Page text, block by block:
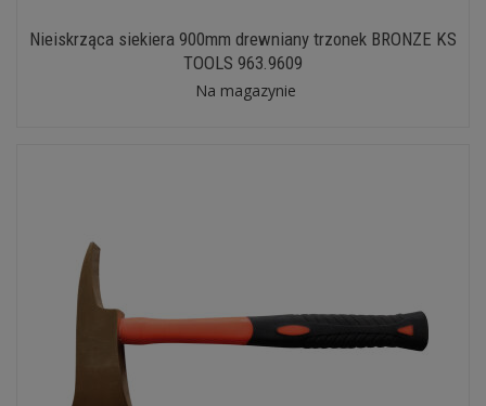
Nieiskrząca siekiera 900mm drewniany trzonek BRONZE KS
TOOLS 963.9609
Na magazynie